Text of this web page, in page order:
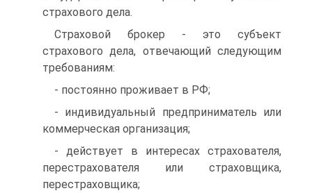
страхового дела.
Страховой брокер - это субъект
страхового дела, отвечающий следующим
требованиям:
- постоянно проживает в РФ;
- индивидуальный предприниматель или
коммерческая организация;
- действует в интересах страхователя,
перестрахователя или страховщика,
перестраховщика;